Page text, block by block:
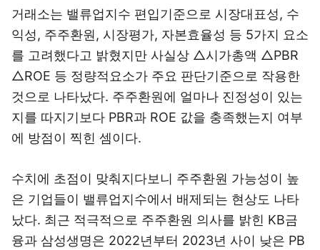
거래소는 밸류업지수 편입기준으로 시장대표성, 수
익성, 주주환원, 시장평가, 자본효율성 등 5가지 요소
를 고려했다고 밝혔지만 사실상 △시가총액 △PBR
△ROE 등 정량적요소가 주요 판단기준으로 작용한
것으로 나타났다. 주주환원에 얼마나 진정성이 있는
지를 따지기보다 PBR과 ROE 값을 충족했는지 여부
에 방점이 찍힌 셈이다.
수치에 초점이 맞춰지다보니 주주환원 가능성이 높
은 기업들이 밸류업지수에서 배제되는 현상도 나타
났다. 최근 적극적으로 주주환원 의사를 밝힌 KB금
융과 삼성생명은 2022년부터 2023년 사이 낮은 PB